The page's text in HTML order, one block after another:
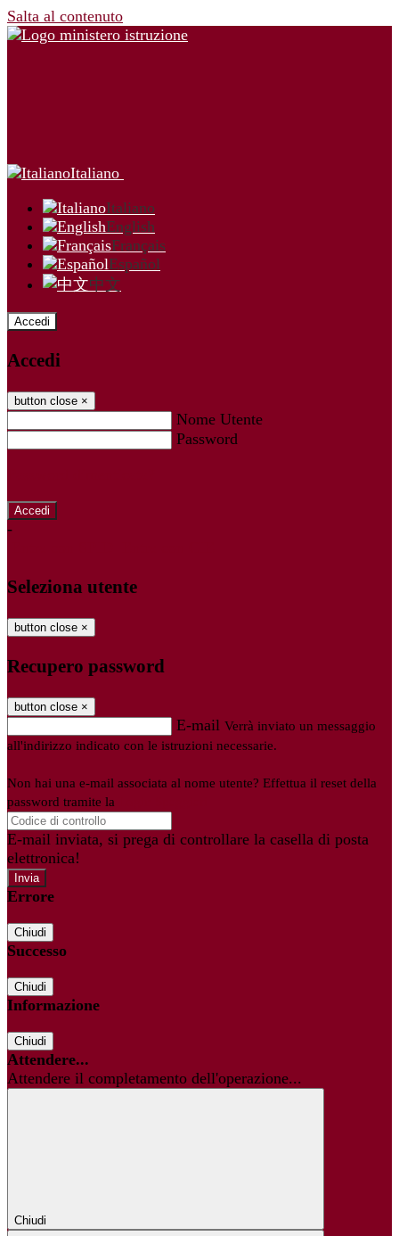
Salta al contenuto
Italiano
Italiano
English
Français
Español
中文
Accedi
Accedi
button close ×
Nome Utente
Password
-
Seleziona utente
button close ×
Recupero password
button close ×
E-mail Verrà inviato un messaggio
all'indirizzo indicato con le istruzioni necessarie.
Non hai una e-mail associata al nome utente? Effettua il reset della
password tramite la
E-mail inviata, si prega di controllare la casella di posta
elettronica!
Errore
Chiudi
Successo
Chiudi
Informazione
Chiudi
Attendere...
Attendere il completamento dell'operazione...
Chiudi